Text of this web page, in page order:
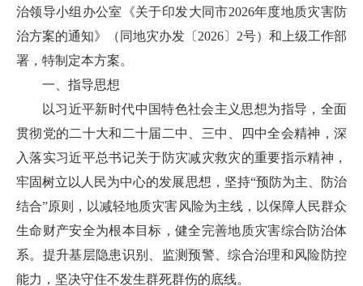
治领导小组办公室《关于印发大同市2026年度地质灾害防
治方案的通知》（同地灾办发〔2026〕2号）和上级工作部
署，特制定本方案。
一、指导思想
以习近平新时代中国特色社会主义思想为指导，全面
贯彻党的二十大和二十届二中、三中、四中全会精神，深
入落实习近平总书记关于防灾减灾救灾的重要指示精神，
牢固树立以人民为中心的发展思想，坚持“预防为主、防治
结合”原则，以减轻地质灾害风险为主线，以保障人民群众
生命财产安全为根本目标，健全完善地质灾害综合防治体
系。提升基层隐患识别、监测预警、综合治理和风险防控
能力，坚决守住不发生群死群伤的底线。